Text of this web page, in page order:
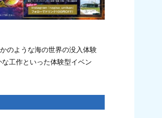
のような海の世界の没入体験
工作といった体験型イベン